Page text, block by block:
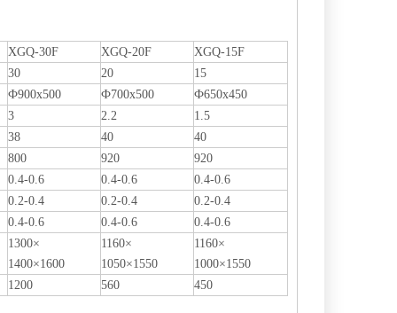
XGQ-30F XGQ-20F
XGQ-15F
30 20
15
Ф900x500 Ф700x500
Ф650x450
3 2.2
1.5
38 40
40
800 920
920
0.4-0.6 0.4-0.6
0.4-0.6
0.2-0.4 0.2-0.4
0.2-0.4
0.4-0.6 0.4-0.6 0.4-0.6
1300×
1400×1600
1160×
1050×1550
1160×
1000×1550
1200 560 450